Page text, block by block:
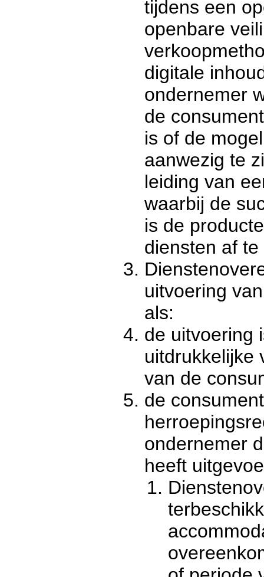
tijdens een
openbare
digitale
ondernemer
de
is of de
aanwezig te
leiding van
waarbij de
is de
diensten af
uitvoering
als:
de uitvoering
uitdrukkelijke
van de
de
ondernemer
heeft